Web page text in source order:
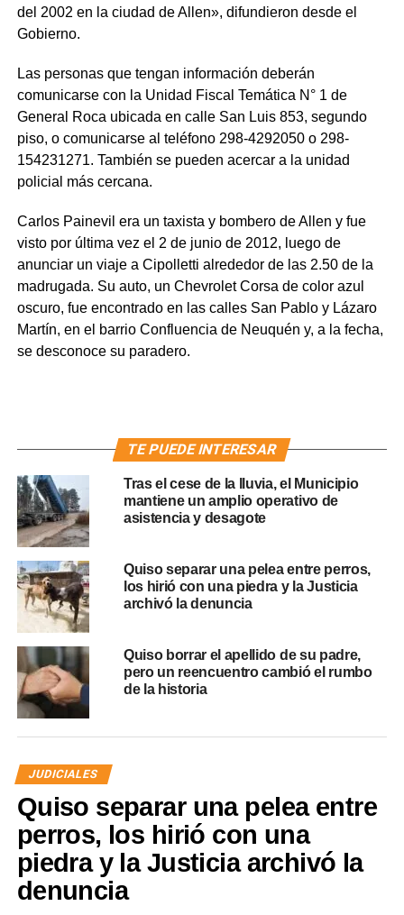
del 2002 en la ciudad de Allen», difundieron desde el
Gobierno.
Las personas que tengan información deberán
comunicarse con la Unidad Fiscal Temática N° 1 de
General Roca ubicada en calle San Luis 853, segundo
piso, o comunicarse al teléfono 298-4292050 o 298-
154231271. También se pueden acercar a la unidad
policial más cercana.
Carlos Painevil era un taxista y bombero de Allen y fue
visto por última vez el 2 de junio de 2012, luego de
anunciar un viaje a Cipolletti alrededor de las 2.50 de la
madrugada. Su auto, un Chevrolet Corsa de color azul
oscuro, fue encontrado en las calles San Pablo y Lázaro
Martín, en el barrio Confluencia de Neuquén y, a la fecha,
se desconoce su paradero.
TE PUEDE INTERESAR
Tras el cese de la lluvia, el Municipio
mantiene un amplio operativo de
asistencia y desagote
Quiso separar una pelea entre perros,
los hirió con una piedra y la Justicia
archivó la denuncia
Quiso borrar el apellido de su padre,
pero un reencuentro cambió el rumbo
de la historia
JUDICIALES
Quiso separar una pelea entre
perros, los hirió con una
piedra y la Justicia archivó la
denuncia